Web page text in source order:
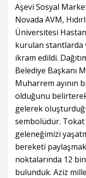
Aşevi Sosyal
Novada AVM,
Üniversitesi
kurulan stantlarda
ikram edildi.
Belediye Başkanı
Muharrem ayının
olduğunu
gelerek
sembolüdür.
geleneğimizi
bereketi
noktalarında 12
bulunduk. Aziz